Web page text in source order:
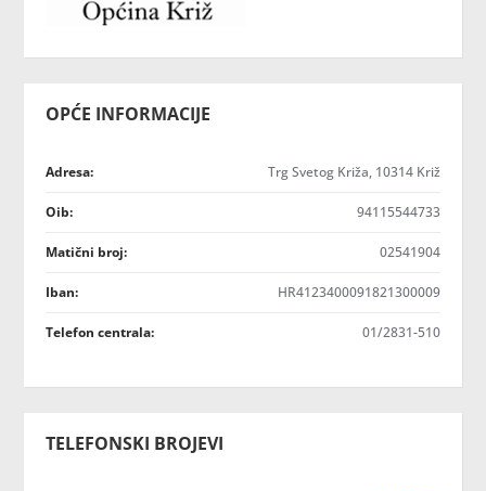
OPĆE INFORMACIJE
Adresa: Trg Svetog Križa, 10314 Križ
Oib: 94115544733
Matični broj: 02541904
Iban: HR4123400091821300009
Telefon centrala: 01/2831-510
TELEFONSKI BROJEVI